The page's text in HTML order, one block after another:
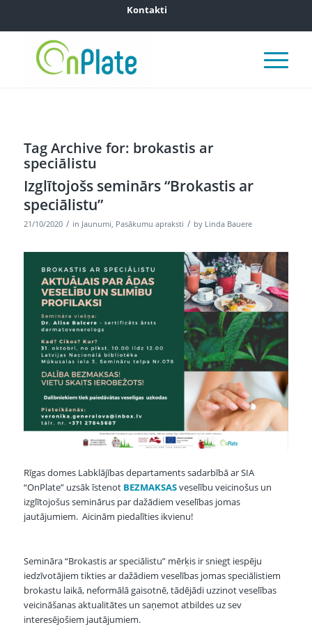
Kontakti
Tag Archive for: brokastis ar
speciālistu
Izglītojošs seminārs “Brokastis ar
speciālistu”
21/10/2020 / in Jaunumi, Pasākumu apraksti / by Linda Bauere
Rīgas domes Labklājības departaments sadarbībā ar SIA
“OnPlate” uzsāk īstenot BEZMAKSASveselību veicinošus un
izglītojošus seminārus par dažādiem veselības jomas
jautājumiem. Aicinām piedalīties ikvienu!
Semināra “Brokastis ar speciālistu” mērķis ir sniegt iespēju
iedzīvotājiem tikties ar dažādiem veselības jomas speciālistiem
brokastu laikā, neformālā gaisotnē, tādējādi uzzinot veselības
veicināšanas aktualitātes un saņemot atbildes uz sev
interesējošiem jautājumiem.